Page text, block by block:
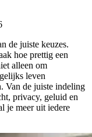
de juiste keuzes.
hoe prettig een
alleen om
leven
Van de juiste indeling
privacy, geluid en
je meer uit iedere